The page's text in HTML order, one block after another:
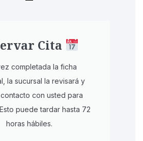
Cita
completada la ficha
la sucursal la revisará y
con usted para
puede tardar hasta 72
horas hábiles.